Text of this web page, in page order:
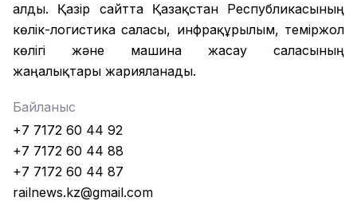
алды. Қазір сайтта Қазақстан Республикасының
көлік-логистика саласы, инфрақұрылым, теміржол
көлігі және машина жасау саласының
жаңалықтары жарияланады.
Байланыс
+7 7172 60 44 92
+7 7172 60 44 88
+7 7172 60 44 87
railnews.kz@gmail.com